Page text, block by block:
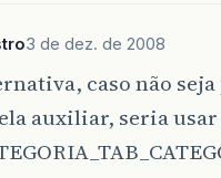
3 de dez. de 2008
caso não
auxiliar, seria